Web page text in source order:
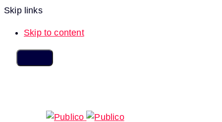
Skip links
Skip to content